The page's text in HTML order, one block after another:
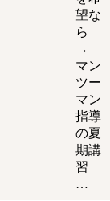
望な
ら
→
マン
ツー
マン
指導
の夏
期講
習
…